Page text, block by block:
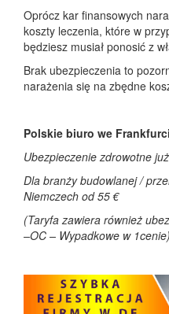
Oprócz kar finansowych
koszty leczenia, które w
będziesz musiał ponosić z
Brak ubezpieczenia to
narażenia się na zbędne
Polskie biuro we
Ubezpieczenie zdrowotne
Dla branży budowlanej /
Niemczech od 55 €
(Taryfa zawiera również
–OC – Wypadkowe w 1cenie)